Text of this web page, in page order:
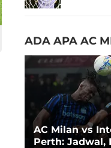
ADA APA AC
AC Milan vs
Perth: Jadwal,